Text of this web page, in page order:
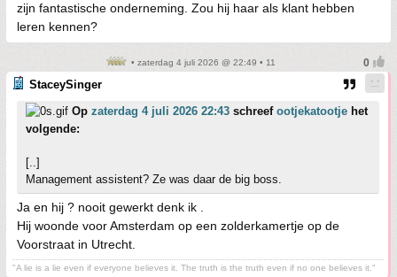
zijn fantastische onderneming. Zou hij haar als klant hebben
leren kennen?
• zaterdag 4 juli 2026 @ 22:49 • 11
StaceySinger
Op zaterdag 4 juli 2026 22:43 schreef ootjekatootje het
volgende:
[..]
Management assistent? Ze was daar de big boss.
Ja en hij ? nooit gewerkt denk ik .
Hij woonde voor Amsterdam op een zolderkamertje op de
Voorstraat in Utrecht.
"A lie is a lie even if everyone believes it. The truth is the truth even if no one believes it."